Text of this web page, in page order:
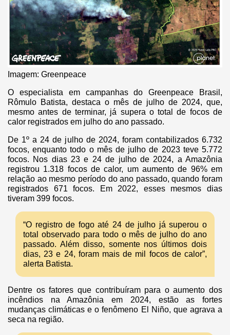
Imagem: Greenpeace
O especialista em campanhas do Greenpeace Brasil,
Rômulo Batista, destaca o mês de julho de 2024, que,
mesmo antes de terminar, já supera o total de focos de
calor registrados em julho do ano passado.
De 1º a 24 de julho de 2024, foram contabilizados 6.732
focos, enquanto todo o mês de julho de 2023 teve 5.772
focos. Nos dias 23 e 24 de julho de 2024, a Amazônia
registrou 1.318 focos de calor, um aumento de 96% em
relação ao mesmo período do ano passado, quando foram
registrados 671 focos. Em 2022, esses mesmos dias
tiveram 399 focos.
“O registro de fogo até 24 de julho já superou o
total observado para todo o mês de julho do ano
passado. Além disso, somente nos últimos dois
dias, 23 e 24, foram mais de mil focos de calor”,
alerta Batista.
Dentre os fatores que contribuíram para o aumento dos
incêndios na Amazônia em 2024, estão as fortes
mudanças climáticas e o fenômeno El Niño, que agrava a
seca na região.